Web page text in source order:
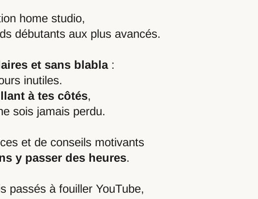
home studio,
débutants aux plus avancés.
et sans blabla:
inutiles.
à tes côtés,
sois jamais perdu.
et de conseils motivants
y passer des heures.
passés à fouiller YouTube,